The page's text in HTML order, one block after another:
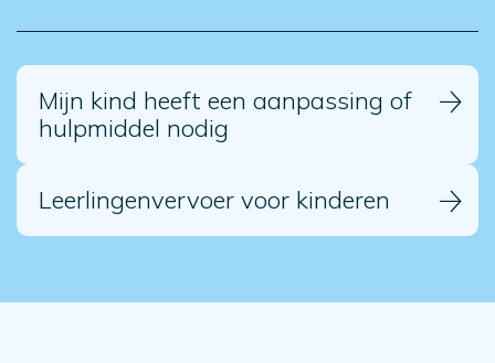
Mijn kind heeft een aanpassing of
hulpmiddel nodig
Leerlingenvervoer voor kinderen